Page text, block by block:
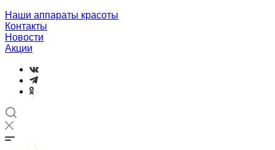
Наши аппараты красоты
Контакты
Новости
Акции